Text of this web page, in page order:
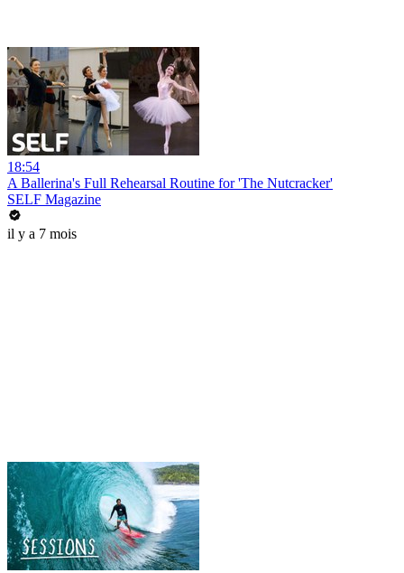
18:54
A Ballerina's Full Rehearsal Routine for 'The Nutcracker'
SELF Magazine
il y a 7 mois